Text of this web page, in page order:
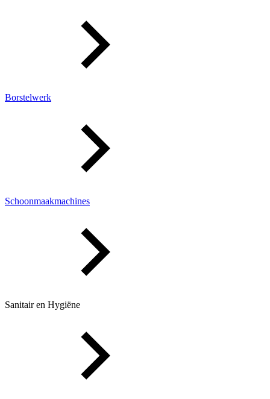
Borstelwerk
Schoonmaakmachines
Sanitair en Hygiëne